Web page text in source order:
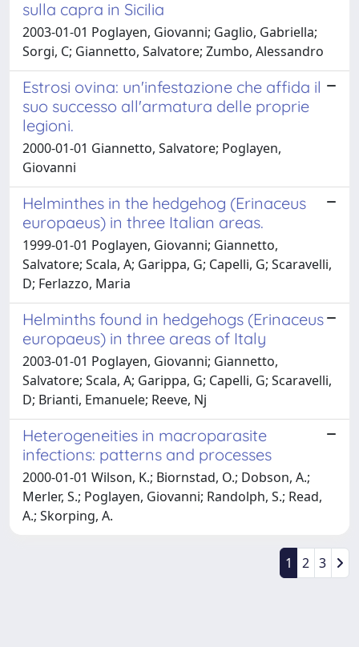
sulla capra in Sicilia
2003-01-01 Poglayen, Giovanni; Gaglio, Gabriella;
Sorgi, C; Giannetto, Salvatore; Zumbo, Alessandro
Estrosi ovina: un'infestazione che affida il
suo successo all'armatura delle proprie
legioni.
2000-01-01 Giannetto, Salvatore; Poglayen,
Giovanni
Helminthes in the hedgehog (Erinaceus
europaeus) in three Italian areas.
1999-01-01 Poglayen, Giovanni; Giannetto,
Salvatore; Scala, A; Garippa, G; Capelli, G; Scaravelli,
D; Ferlazzo, Maria
Helminths found in hedgehogs (Erinaceus
europaeus) in three areas of Italy
2003-01-01 Poglayen, Giovanni; Giannetto,
Salvatore; Scala, A; Garippa, G; Capelli, G; Scaravelli,
D; Brianti, Emanuele; Reeve, Nj
Heterogeneities in macroparasite
infections: patterns and processes
2000-01-01 Wilson, K.; Biornstad, O.; Dobson, A.;
Merler, S.; Poglayen, Giovanni; Randolph, S.; Read,
A.; Skorping, A.
1 2 3